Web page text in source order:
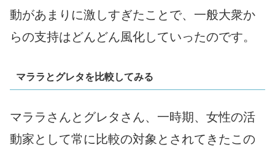
動があまりに激しすぎたことで、一般大衆か
らの支持はどんどん風化していったのです。
マララとグレタを比較してみる
マララさんとグレタさん、一時期、女性の活
動家として常に比較の対象とされてきたこの